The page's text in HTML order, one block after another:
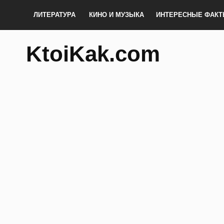
ЛИТЕРАТУРА КИНО И МУЗЫКА ИНТЕРЕСНЫЕ
KtoiKak.com